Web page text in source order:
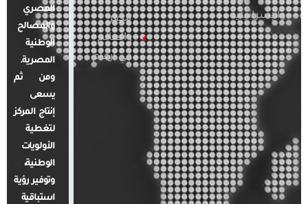
والإسرائيلية
مصر
والعالم
في أرقام
المصري
والمصالح
الوطنية
المصرية.
ومن ثم
يسعى
إنتاج المركز
لتغطية
الأولويات
الوطنية،
وتوفير رؤية
استباقية